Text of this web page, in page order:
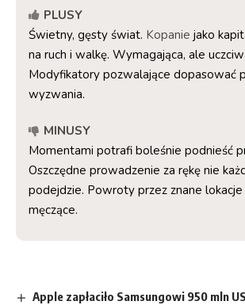
PLUSY
Świetny, gęsty świat. Kopanie jako
na ruch i walkę. Wymagająca, ale
Modyfikatory pozwalające dopasować
wyzwania.
MINUSY
Momentami potrafi boleśnie podnieść
Oszczędne prowadzenie za rękę nie
podejdzie. Powroty przez znane
męczące.
Apple zapłaciło Samsungowi 950 mln